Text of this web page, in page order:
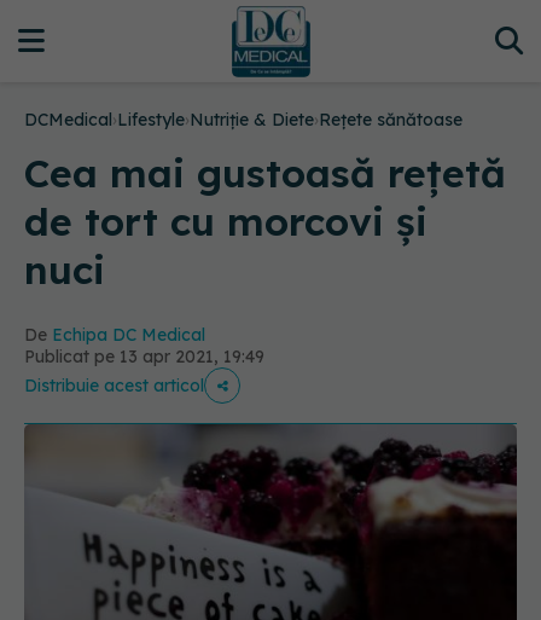
DCMedical›Lifestyle›Nutriție & Diete›Rețete sănătoase
Cea mai gustoasă rețetă
de tort cu morcovi și
nuci
De Echipa DC Medical
Publicat pe 13 apr 2021, 19:49
Distribuie acest articol